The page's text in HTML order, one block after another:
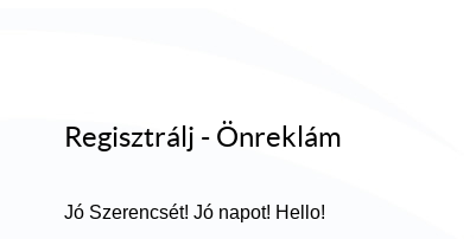
Regisztrálj - Önreklám
Jó Szerencsét! Jó napot! Hello!